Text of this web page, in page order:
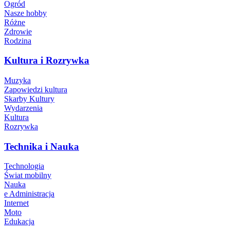
Ogród
Nasze hobby
Różne
Zdrowie
Rodzina
Kultura i Rozrywka
Muzyka
Zapowiedzi kultura
Skarby Kultury
Wydarzenia
Kultura
Rozrywka
Technika i Nauka
Technologia
Świat mobilny
Nauka
e Administracja
Internet
Moto
Edukacja